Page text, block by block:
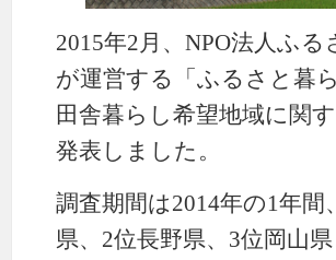
2015年2月、NPO法人ふ
が運営する「ふるさと暮
田舎暮らし希望地域に関
発表しました。
調査期間は2014年の1年
県、2位長野県、3位岡山